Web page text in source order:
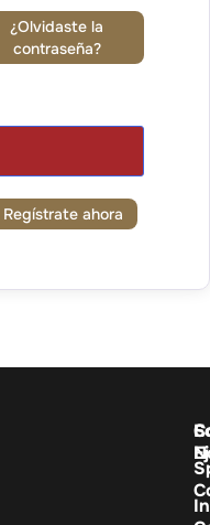
¿Olvidaste la
contraseña?
Regístrate ahora
In